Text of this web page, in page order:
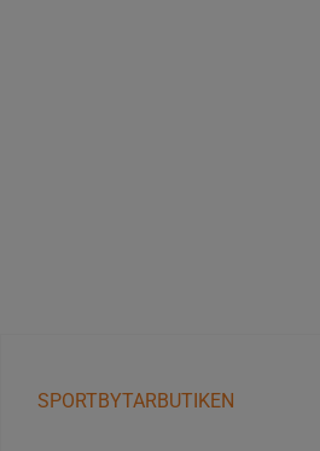
SPORTBYTARBUTIKEN